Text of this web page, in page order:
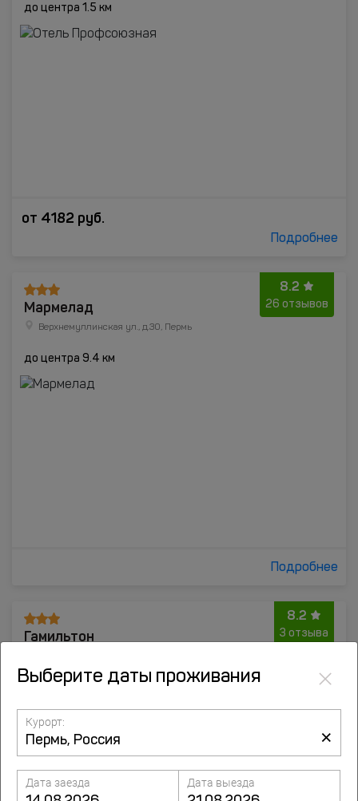
до центра 1.5 км
от 4182 руб.
Подробнее
8.2
26 отзывов
Мармелад
Верхнемуллинская ул., д.30, Пермь
до центра 9.4 км
Подробнее
8.2
3 отзыва
Гамильтон
Выберите даты проживания ×
Курорт:
×
Дата заезда Дата выезда